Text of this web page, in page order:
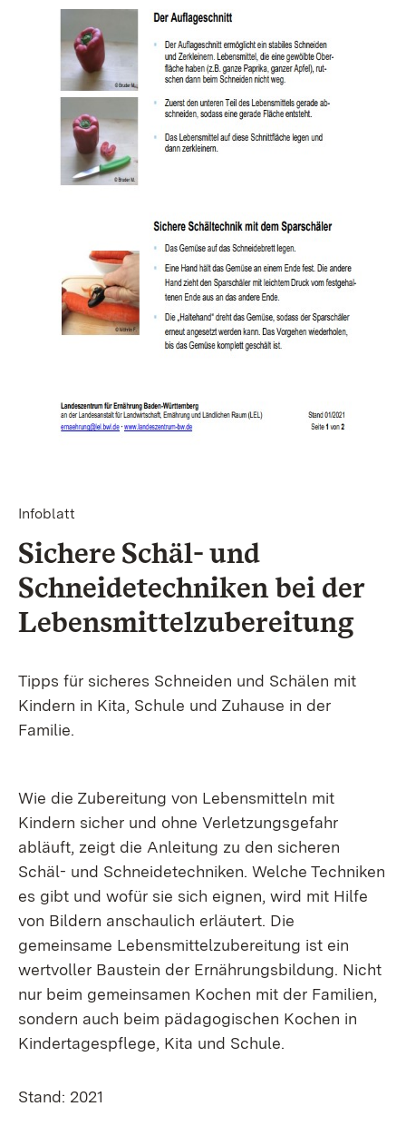
Infoblatt
Sichere Schäl- und
Schneidetechniken bei der
Lebensmittelzubereitung
Tipps für sicheres Schneiden und Schälen mit
Kindern in Kita, Schule und Zuhause in der
Familie.
Wie die Zubereitung von Lebensmitteln mit
Kindern sicher und ohne Verletzungsgefahr
abläuft, zeigt die Anleitung zu den sicheren
Schäl- und Schneidetechniken. Welche Techniken
es gibt und wofür sie sich eignen, wird mit Hilfe
von Bildern anschaulich erläutert. Die
gemeinsame Lebensmittelzubereitung ist ein
wertvoller Baustein der Ernährungsbildung. Nicht
nur beim gemeinsamen Kochen mit der Familien,
sondern auch beim pädagogischen Kochen in
Kindertagespflege, Kita und Schule.
Stand: 2021